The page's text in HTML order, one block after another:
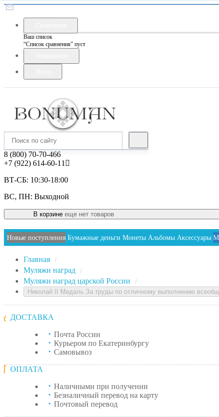
Ваш список
“Список сравнения” пуст
8 (800) 70-70-466
+7 (922) 614-60-11
ВТ-СБ: 10:30-18:00
ВС, ПН: Выходной
В корзине еще нет товаров
Новые поступления Бумажные деньги Монеты Альбомы Аксессуары
Главная /
Муляжи наград /
Муляжи наград царской России /
Николай II Медаль За труды по отличному выполнению
ДОСТАВКА
Почта России
Курьером по Екатеринбургу
Самовывоз
ОПЛАТА
Наличными при получении
Безналичный перевод на карту
Почтовый перевод